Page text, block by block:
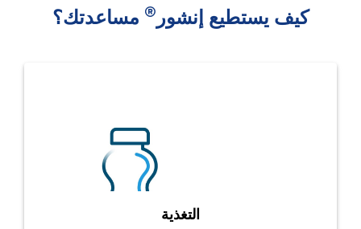
كيف يستطيع إنشور ® مساعدتك؟
التغذية